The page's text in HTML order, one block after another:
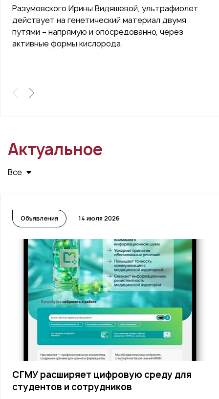
Разумовского Ирины Видяшевой, ультрафиолет
действует на генетический материал двумя
путями – напрямую и опосредованно, через
активные формы кислорода.
Актуальное
Все
Объявления 14 июля 2026
СГМУ расширяет цифровую среду для
студентов и сотрудников